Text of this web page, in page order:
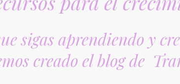
sigas aprendiendo y
creado el blog de